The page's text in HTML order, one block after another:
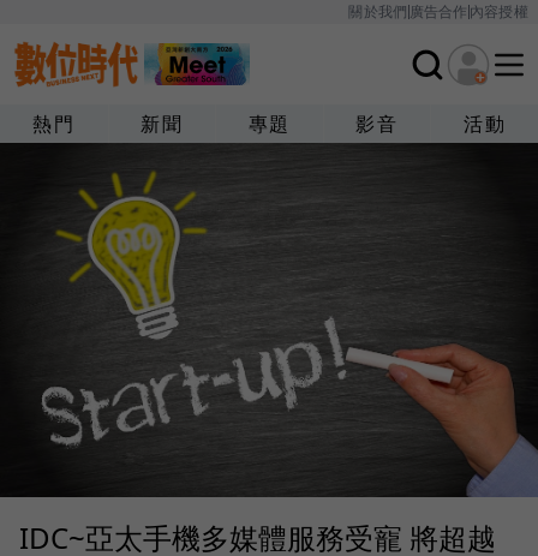
關於我們廣告合作內容授權
熱門 新聞 專題 影音 活動
IDC~亞太手機多媒體服務受寵 將超越